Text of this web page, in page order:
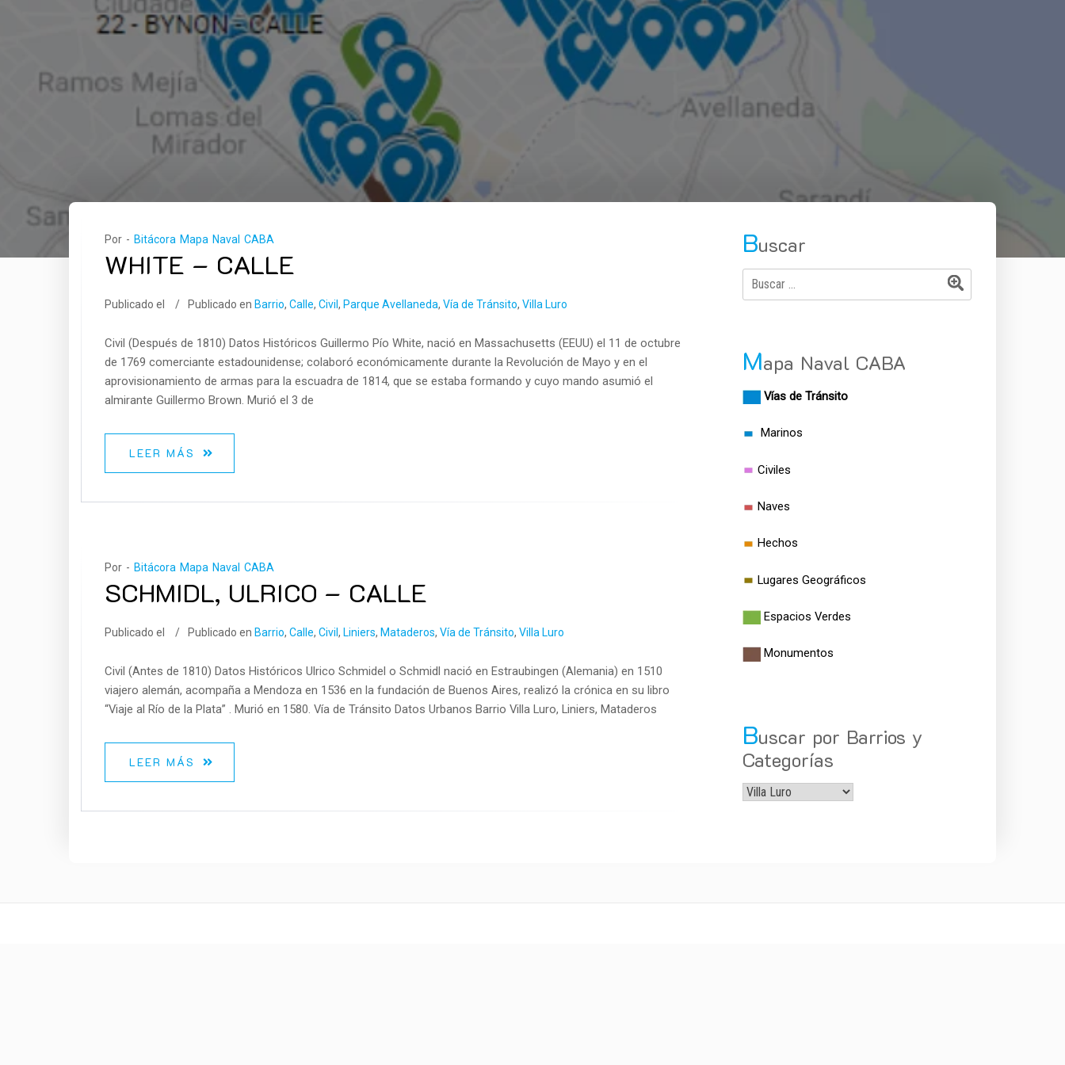
Por - Bitácora Mapa Naval CABA
WHITE – CALLE
Publicado el Publicado en Barrio, Calle, Civil , Parque Avellaneda, Vía de Tránsito, Villa Luro
Civil (Después de 1810) Datos Históricos Guillermo Pío White, nació en Massachusetts (EEUU) el 11 de octubre
de 1769 comerciante estadounidense; colaboró económicamente durante la Revolución de Mayo y en el
aprovisionamiento de armas para la escuadra de 1814, que se estaba formando y cuyo mando asumió el
almirante Guillermo Brown. Murió el 3 de
LEER MÁS
Por - Bitácora Mapa Naval CABA
SCHMIDL, ULRICO – CALLE
Publicado el Publicado en Barrio, Calle, Civil , Liniers, Mataderos, Vía de Tránsito, Villa Luro
Civil (Antes de 1810) Datos Históricos Ulrico Schmidel o Schmidl nació en Estraubingen (Alemania) en 1510
viajero alemán, acompaña a Mendoza en 1536 en la fundación de Buenos Aires, realizó la crónica en su libro
“Viaje al Río de la Plata” . Murió en 1580. Vía de Tránsito Datos Urbanos Barrio Villa Luro, Liniers, Mataderos
LEER MÁS
Buscar
Buscar:
Mapa Naval CABA
Vías de Tránsito
Marinos
Civiles
Naves
Hechos
Lugares Geográficos
Espacios Verdes
Monumentos
Buscar por Barrios y
Categorías
Buscar